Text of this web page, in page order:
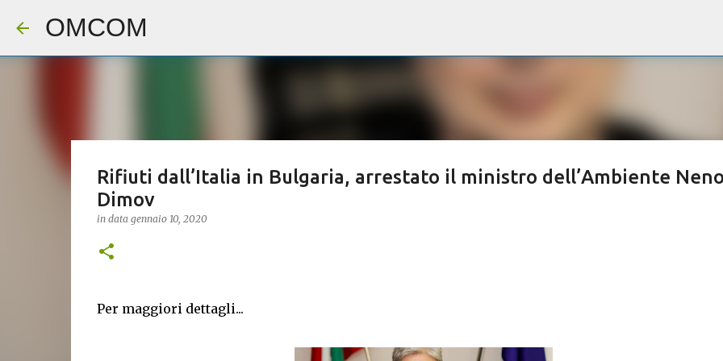
OMCOM
Rifiuti dall’Italia in Bulgaria, arrestato il ministro dell’Ambiente
Dimov
in data gennaio 10, 2020
Per maggiori dettagli...